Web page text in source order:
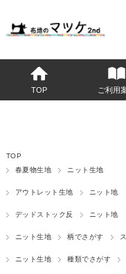
TOP ご利用
TOP
春夏物生地
ニット生地
アウトレット生地 ニット地
デッドストック反 ニット地
ニット生地 柄でさがす
ニット生地 種類でさがす